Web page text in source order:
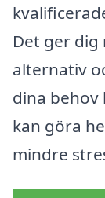
Det ger
alternativ
dina
kan göra
mindre